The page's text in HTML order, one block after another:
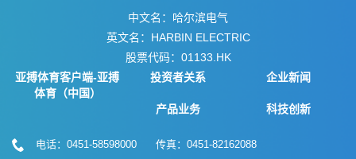
中文名：哈尔滨电气
英文名：HARBIN ELECTRIC
股票代码：01133.HK
亚搏体育客户端-亚搏
体育（中国）
投资者关系 企业新闻
产品业务 科技创新
电话：0451-58598000 传真：0451-82162088